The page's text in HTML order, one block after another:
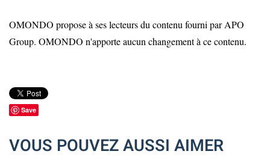
OMONDO propose à ses lecteurs du contenu fourni par APO
Group. OMONDO n'apporte aucun changement à ce contenu.
Save
VOUS POUVEZ AUSSI AIMER